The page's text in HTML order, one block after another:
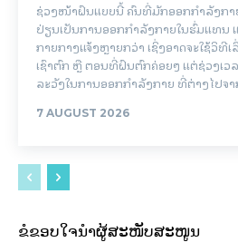
ຊ່ວງໜ້າຝົນແບບນີ້ ຄົນທີ່ມັກອອກກຳລັງກາຍ
ປ່ຽນເປັນການອອກກຳລັງກາຍໃນຮົ່ມແທນ
ກາຍກາງແຈ້ງຫຼາຍກວ່າ ເຊິ່ງອາດຈະໃຊ້ວິທີ
ເຊົາຕົກ ຫຼື ຕອນທີ່ຝົນຕົກຄ່ອຍໆ ແຕ່ຊ່ວງເ
ລະວັງໃນການອອກກຳລັງກາຍ ທີ່ຕ່າງໄປຈ
7 AUGUST 2026
ຂໍຂອບໃຈນຳຜູ້ສະໜັບສະໜູນ